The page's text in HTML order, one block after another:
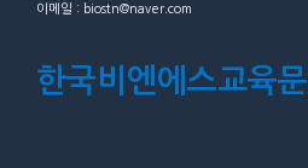
이메일 : biostn@naver.com
한국비엔에스교육